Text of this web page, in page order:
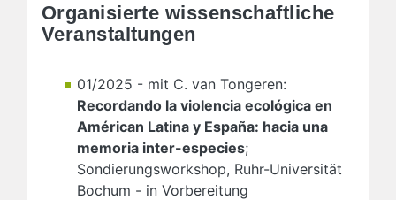
Organisierte wissenschaftliche
Veranstaltungen
01/2025 - mit C. van Tongeren:
Recordando la violencia ecológica en
Américan Latina y España: hacia una
memoria inter-especies;
Sondierungsworkshop, Ruhr-Universität
Bochum - in Vorbereitung